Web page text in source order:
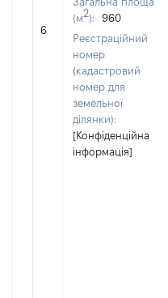
6
(м2):
960
Реєстраційний
номер
(кадастровий
номер для
земельної
ділянки):
[Конфіденційна
інформація]